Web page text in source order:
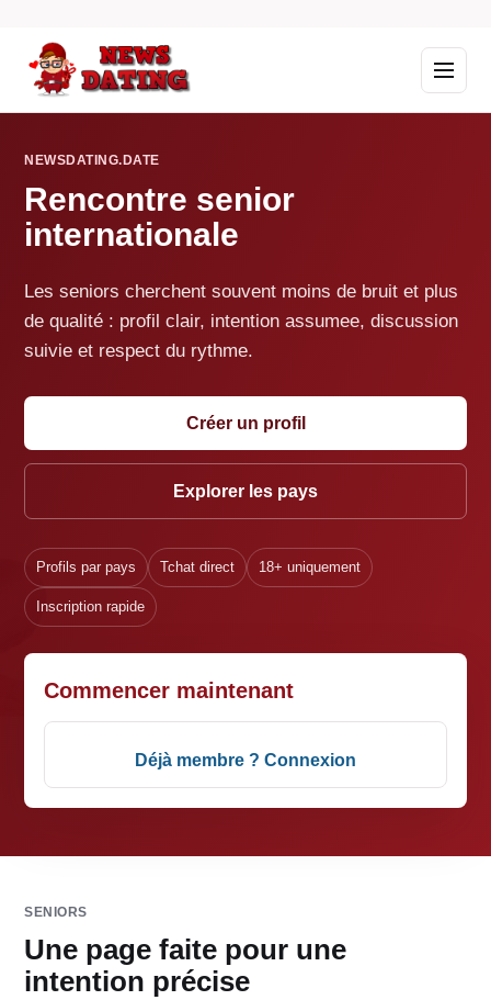
NEWSDATING.DATE
Rencontre senior
internationale
Les seniors cherchent souvent moins de bruit et plus
de qualité : profil clair, intention assumee, discussion
suivie et respect du rythme.
Créer un profil
Explorer les pays
Profils par pays Tchat direct 18+ uniquement
Inscription rapide
Commencer maintenant
Déjà membre ? Connexion
SENIORS
Une page faite pour une
intention précise